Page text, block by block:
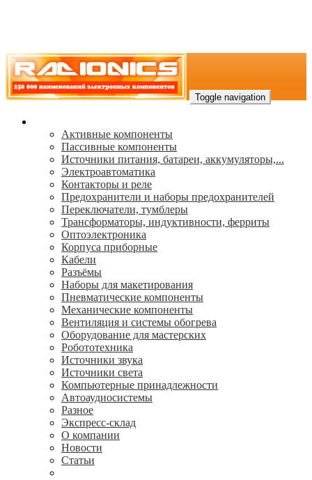
Toggle navigation
Активные компоненты
Пассивные компоненты
Источники питания, батареи, аккумуляторы,...
Электроавтоматика
Контакторы и реле
Предохранители и наборы предохранителей
Переключатели, тумблеры
Трансформаторы, индуктивности, ферриты
Oптоэлектроника
Корпуса приборные
Кабели
Разъёмы
Наборы для макетирования
Пневматические компоненты
Механические компоненты
Вентиляция и системы обогрева
Оборудование для мастерских
Робототехника
Источники звука
Источники света
Компьютерные принадлежности
Автоаудиосистемы
Разное
Экспресс-склад
О компании
Новости
Статьи